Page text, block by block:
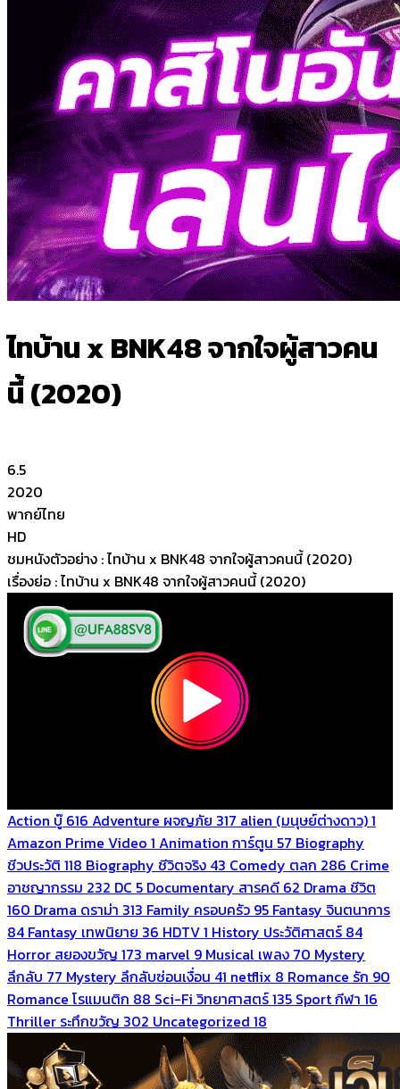
ไทบ้าน x BNK48 จากใจผู้สาวคน
นี้ (2020)
6.5
2020
พากย์ไทย
HD
ชมหนังตัวอย่าง : ไทบ้าน x BNK48 จากใจผู้สาวคนนี้ (2020)
เรื่องย่อ : ไทบ้าน x BNK48 จากใจผู้สาวคนนี้ (2020)
Action บู๊ 616 Adventure ผจญภัย 317 alien (มนุษย์ต่างดาว)1
Amazon Prime Video 1 Animation การ์ตูน 57 Biography
ชีวประวัติ 118 Biography ชีวิตจริง 43 Comedy ตลก 286 Crime
อาชญากรรม 232 DC 5 Documentary สารคดี 62 Drama ชีวิต
160 Drama ดราม่า 313 Family ครอบครัว 95 Fantasy จินตนาการ
84 Fantasy เทพนิยาย 36 HDTV1 History ประวัติศาสตร์ 84
Horror สยองขวัญ 173 marvel 9 Musical เพลง 70 Mystery
ลึกลับ 77 Mystery ลึกลับซ่อนเงื่อน 41 netflix 8 Romance รัก 90
Romance โรแมนติก 88 Sci-Fi วิทยาศาสตร์135 Sport กีฬา 16
Thriller ระทึกขวัญ 302 Uncategorized 18